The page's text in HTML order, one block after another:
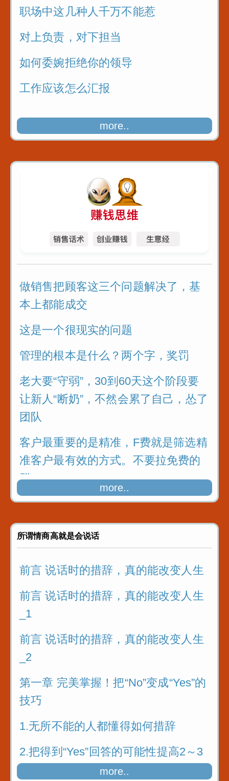
职场中这几种人千万不能惹
对上负责，对下担当
如何委婉拒绝你的领导
工作应该怎么汇报
more..
做销售把顾客这三个问题解决了，基
本上都能成交
这是一个很现实的问题
管理的根本是什么？两个字，奖罚
老大要“守弱”，30到60天这个阶段要
让新人“断奶”，不然会累了自己，怂了
团队
客户最重要的是精准，F费就是筛选精
准客户最有效的方式。不要拉免费的
群
做好自己该做的，该来的终究会来
more..
所谓情商高就是会说话
前言 说话时的措辞，真的能改变人生
前言 说话时的措辞，真的能改变人生
_1
前言 说话时的措辞，真的能改变人生
_2
第一章 完美掌握！把“No”变成“Yes”的
技巧
1.无所不能的人都懂得如何措辞
2.把得到“Yes”回答的可能性提高2～3
more..